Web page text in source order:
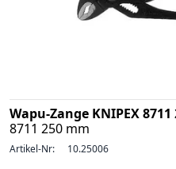
Wapu-Zange KNIPEX
8711 250 mm
Artikel-Nr: 10.25006